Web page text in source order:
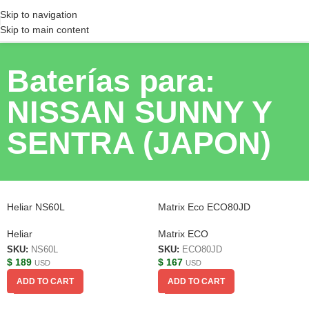
Skip to navigation
Skip to main content
Baterías para:
NISSAN SUNNY Y
SENTRA (JAPON)
Heliar NS60L
Heliar
SKU: NS60L
$ 189 USD
ADD TO CART
Matrix Eco ECO80JD
Matrix ECO
SKU: ECO80JD
$ 167 USD
ADD TO CART